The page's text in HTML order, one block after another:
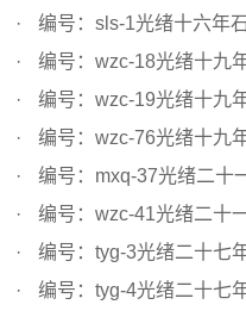
编号：sls-1光绪十六年
编号：wzc-18光绪十九
编号：wzc-19光绪十九
编号：wzc-76光绪十九
编号：mxq-37光绪二十
编号：wzc-41光绪二十
编号：tyg-3光绪二十七
编号：tyg-4光绪二十七